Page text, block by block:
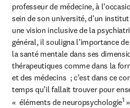
professeur de médecine, à
sein de son université, d’un
une vision inclusive de la
général, il souligna l’importance
la santé mentale dans ses
thérapeutiques comme dans la
et des médecins  ; c’est dans ce
temps qu’il fallait trouver pour
«  éléments de neuropsychologie1